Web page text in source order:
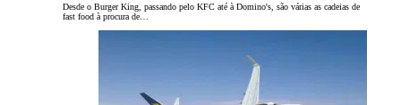
Desde o Burger King, passando pelo KFC até à Domino's, são várias as cadeias de
fast food à procura de…